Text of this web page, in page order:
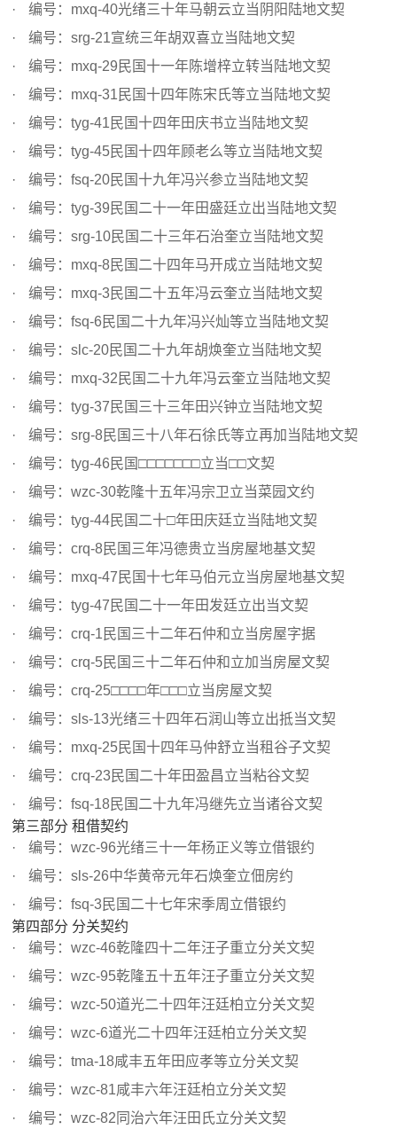
编号：mxq-40光绪三十年马朝云立当阴阳陆地文契
编号：srg-21宣统三年胡双喜立当陆地文契
编号：mxq-29民国十一年陈增梓立转当陆地文契
编号：mxq-31民国十四年陈宋氏等立当陆地文契
编号：tyg-41民国十四年田庆书立当陆地文契
编号：tyg-45民国十四年顾老么等立当陆地文契
编号：fsq-20民国十九年冯兴参立当陆地文契
编号：tyg-39民国二十一年田盛廷立出当陆地文契
编号：srg-10民国二十三年石治奎立当陆地文契
编号：mxq-8民国二十四年马开成立当陆地文契
编号：mxq-3民国二十五年冯云奎立当陆地文契
编号：fsq-6民国二十九年冯兴灿等立当陆地文契
编号：slc-20民国二十九年胡焕奎立当陆地文契
编号：mxq-32民国二十九年冯云奎立当陆地文契
编号：tyg-37民国三十三年田兴钟立当陆地文契
编号：srg-8民国三十八年石徐氏等立再加当陆地文契
编号：tyg-46民国□□□□□□□立当□□文契
编号：wzc-30乾隆十五年冯宗卫立当菜园文约
编号：tyg-44民国二十□年田庆廷立当陆地文契
编号：crq-8民国三年冯德贵立当房屋地基文契
编号：mxq-47民国十七年马伯元立当房屋地基文契
编号：tyg-47民国二十一年田发廷立出当文契
编号：crq-1民国三十二年石仲和立当房屋字据
编号：crq-5民国三十二年石仲和立加当房屋文契
编号：crq-25□□□□年□□□立当房屋文契
编号：sls-13光绪三十四年石润山等立出抵当文契
编号：mxq-25民国十四年马仲舒立当租谷子文契
编号：crq-23民国二十年田盈昌立当粘谷文契
编号：fsq-18民国二十九年冯继先立当诸谷文契
第三部分 租借契约
编号：wzc-96光绪三十一年杨正义等立借银约
编号：sls-26中华黄帝元年石焕奎立佃房约
编号：fsq-3民国二十七年宋季周立借银约
第四部分 分关契约
编号：wzc-46乾隆四十二年汪子重立分关文契
编号：wzc-95乾隆五十五年汪子重立分关文契
编号：wzc-50道光二十四年汪廷柏立分关文契
编号：wzc-6道光二十四年汪廷柏立分关文契
编号：tma-18咸丰五年田应孝等立分关文契
编号：wzc-81咸丰六年汪廷柏立分关文契
编号：wzc-82同治六年汪田氏立分关文契